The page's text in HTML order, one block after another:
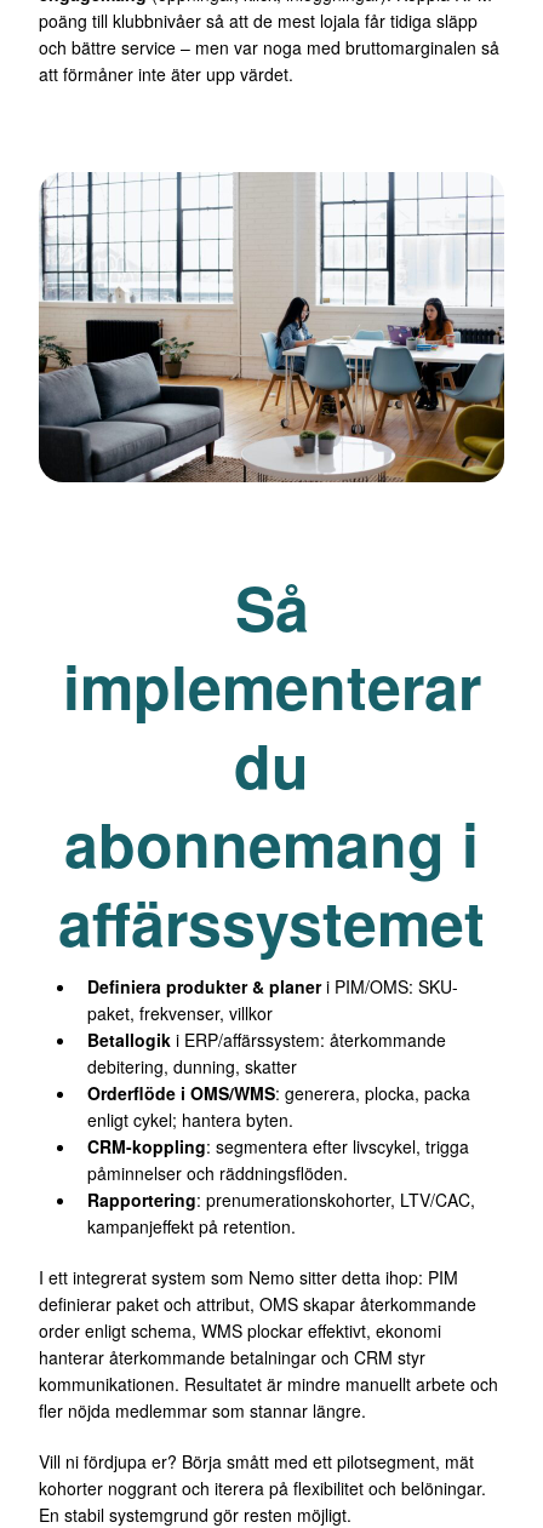
poäng till klubbnivåer så att de mest lojala får tidiga släpp
och bättre service – men var noga med bruttomarginalen så
att förmåner inte äter upp värdet.
Så
implementerar
du
abonnemang i
affärssystemet
Definiera produkter & planeri PIM/OMS: SKU-
paket, frekvenser, villkor
Betallogik i ERP/affärssystem: återkommande
debitering, dunning, skatter
Orderflöde i OMS/WMS: generera, plocka, packa
enligt cykel; hantera byten.
CRM-koppling: segmentera efter livscykel, trigga
påminnelser och räddningsflöden.
Rapportering: prenumerationskohorter, LTV/CAC,
kampanjeffekt på retention.
I ett integrerat system som Nemo sitter detta ihop: PIM
definierar paket och attribut, OMS skapar återkommande
order enligt schema, WMS plockar effektivt, ekonomi
hanterar återkommande betalningar och CRM styr
kommunikationen. Resultatet är mindre manuellt arbete och
fler nöjda medlemmar som stannar längre.
Vill ni fördjupa er? Börja smått med ett pilotsegment, mät
kohorter noggrant och iterera på flexibilitet och belöningar.
En stabil systemgrund gör resten möjligt.